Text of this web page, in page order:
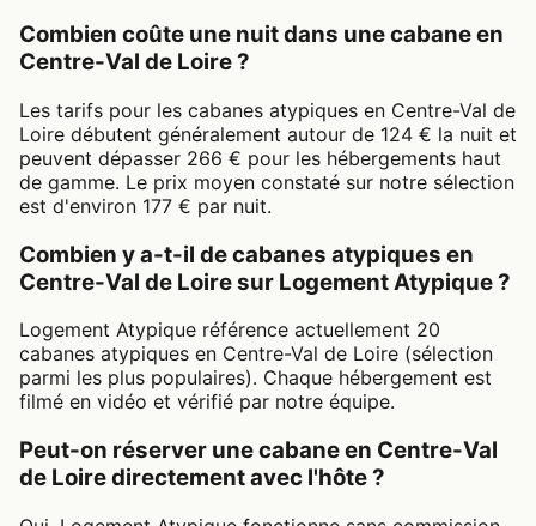
Combien coûte une nuit dans une cabane en
Centre-Val de Loire ?
Les tarifs pour les cabanes atypiques en Centre-Val de
Loire débutent généralement autour de 124 € la nuit et
peuvent dépasser 266 € pour les hébergements haut
de gamme. Le prix moyen constaté sur notre sélection
est d'environ 177 € par nuit.
Combien y a-t-il de cabanes atypiques en
Centre-Val de Loire sur Logement Atypique ?
Logement Atypique référence actuellement 20
cabanes atypiques en Centre-Val de Loire (sélection
parmi les plus populaires). Chaque hébergement est
filmé en vidéo et vérifié par notre équipe.
Peut-on réserver une cabane en Centre-Val
de Loire directement avec l'hôte ?